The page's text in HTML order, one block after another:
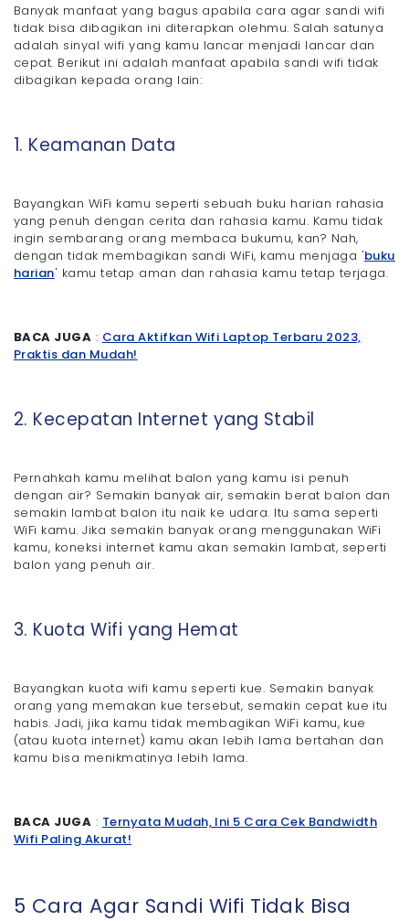
Banyak manfaat yang bagus apabila cara agar sandi wifi
tidak bisa dibagikan ini diterapkan olehmu. Salah satunya
adalah sinyal wifi yang kamu lancar menjadi lancar dan
cepat. Berikut ini adalah manfaat apabila sandi wifi tidak
dibagikan kepada orang lain:
1. Keamanan Data
Bayangkan WiFi kamu seperti sebuah buku harian rahasia
yang penuh dengan cerita dan rahasia kamu. Kamu tidak
ingin sembarang orang membaca bukumu, kan? Nah,
dengan tidak membagikan sandi WiFi, kamu menjaga 'buku
harian' kamu tetap aman dan rahasia kamu tetap terjaga.
BACA JUGA : Cara Aktifkan Wifi Laptop Terbaru 2023,
Praktis dan Mudah!
2. Kecepatan Internet yang Stabil
Pernahkah kamu melihat balon yang kamu isi penuh
dengan air? Semakin banyak air, semakin berat balon dan
semakin lambat balon itu naik ke udara. Itu sama seperti
WiFi kamu. Jika semakin banyak orang menggunakan WiFi
kamu, koneksi internet kamu akan semakin lambat, seperti
balon yang penuh air.
3. Kuota Wifi yang Hemat
Bayangkan kuota wifi kamu seperti kue. Semakin banyak
orang yang memakan kue tersebut, semakin cepat kue itu
habis. Jadi, jika kamu tidak membagikan WiFi kamu, kue
(atau kuota internet) kamu akan lebih lama bertahan dan
kamu bisa menikmatinya lebih lama.
BACA JUGA : Ternyata Mudah, Ini 5 Cara Cek Bandwidth
Wifi Paling Akurat!
5 Cara Agar Sandi Wifi Tidak Bisa